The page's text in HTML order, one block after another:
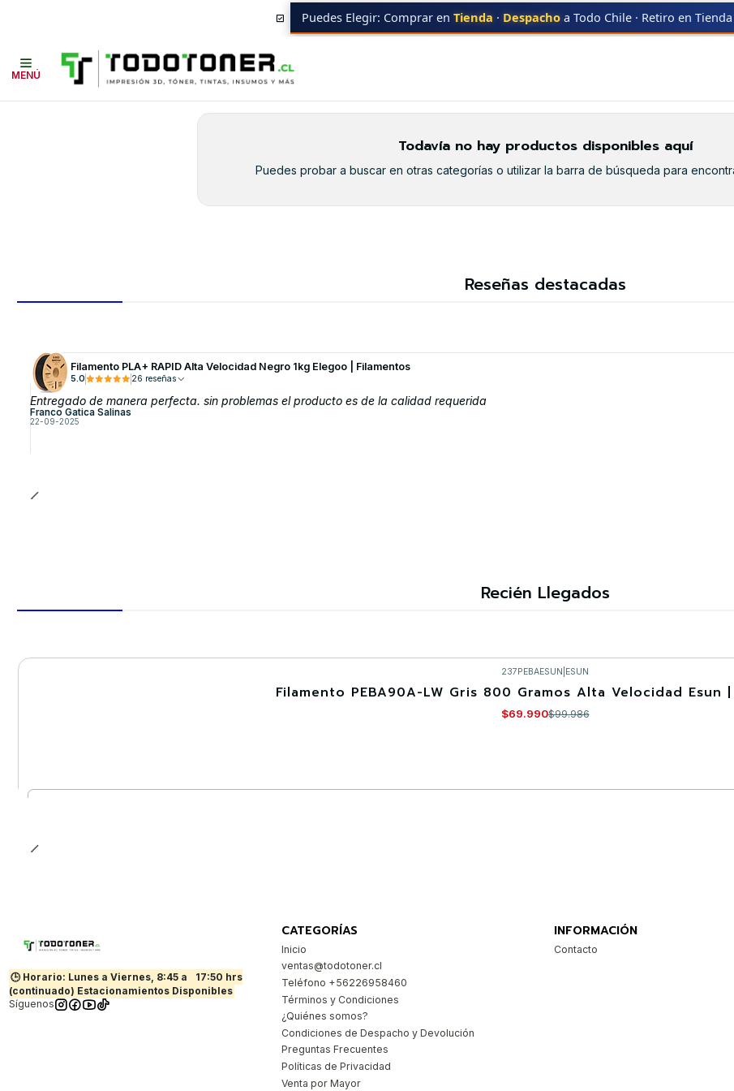
MENÚ
Puedes Elegir: Comprar en Tienda · Despacho a Todo Chile · Retiro en
Insumos BROTHER TN-416 YELLOW
TN-416 YELLOW
Todavía no hay productos disponibles aquí
Puedes probar a buscar en otras categorías o utilizar la barra de búsqueda para
Reseñas destacadas
Filamento PLA+ RAPID Alta Velocidad Negro 1kg Elegoo | Filamentos
5.0 26 reseñas
Entregado de manera perfecta. sin problemas el producto es de la calidad requerida
Franco Gatica Salinas
22-09-2025
Recién Llegados
237PEBAESUN ESUN
Filamento PEBA90A-LW Gris 800 Gramos Alta Velocidad Esun
$69.990$99.986
🕒 Horario: Lunes a Viernes, 8:45 a
17:50 hrs
(continuado) Estacionamientos Disponibles
Síguenos
CATEGORÍAS
Inicio
ventas@todotoner.cl
Teléfono +56226958460
Términos y Condiciones
¿Quiénes somos?
Condiciones de Despacho y Devolución
Preguntas Frecuentes
Políticas de Privacidad
Venta por Mayor
INFORMACIÓN
Contacto